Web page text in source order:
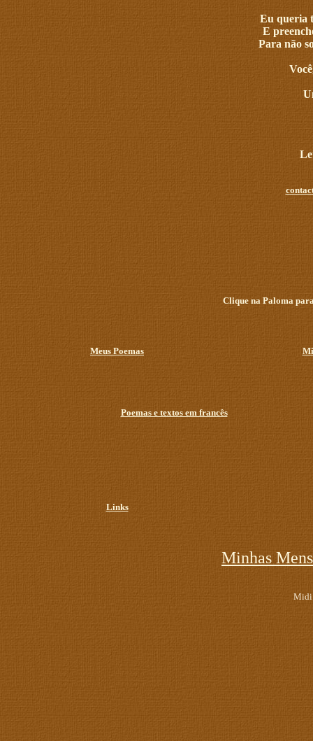
Eu queria
E
Para não
Clique na Paloma
Meus Poemas
Poemas e textos em francês
Links
Minhas